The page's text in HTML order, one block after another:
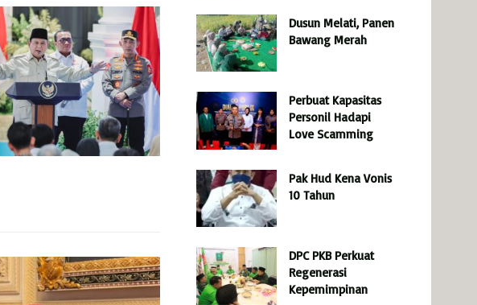
Dusun Melati, Panen
Bawang Merah
Perbuat Kapasitas
Personil Hadapi
Love Scamming
Pak Hud Kena Vonis
10 Tahun
DPC PKB Perkuat
Regenerasi
Kepemimpinan